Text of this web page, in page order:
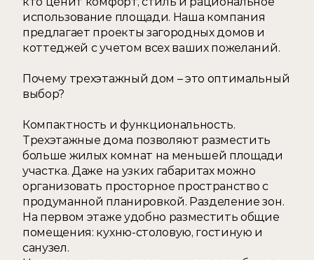
использование площади. Наша компания
предлагает проекты загородных домов и
коттеджей с учетом всех ваших пожеланий.
Почему трехэтажный дом – это оптимальный
выбор?
Компактность и функциональность.
Трехэтажные дома позволяют разместить
больше жилых комнат на меньшей площади
участка. Даже на узких габаритах можно
организовать просторное пространство с
продуманной планировкой. Разделение зон.
На первом этаже удобно разместить общие
помещения: кухню-столовую, гостиную и
санузел.